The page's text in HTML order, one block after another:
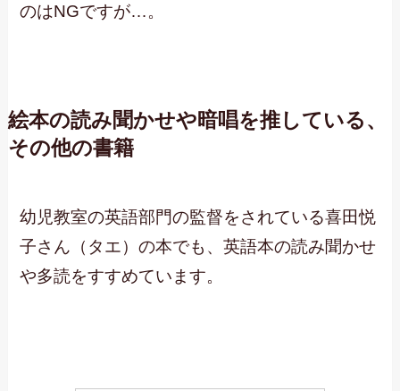
のはNGですが…。
絵本の読み聞かせや暗唱を推している、
その他の書籍
幼児教室の英語部門の監督をされている喜田悦
子さん（タエ）の本でも、英語本の読み聞かせ
や多読をすすめています。